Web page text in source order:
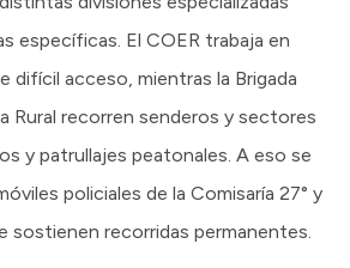
específicas. El COER trabaja en
difícil acceso, mientras la Brigada
Rural recorren senderos y sectores
y patrullajes peatonales. A eso se
policiales de la Comisaría 27° y
sostienen recorridas permanentes.